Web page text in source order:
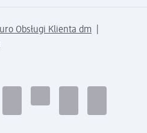
Obsługi Klienta dm